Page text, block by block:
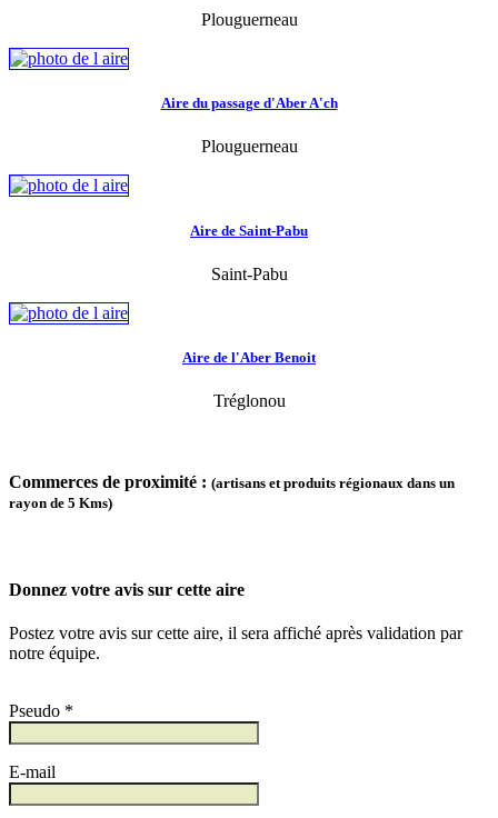
Plouguerneau
Aire du passage d'Aber A'ch
Plouguerneau
Aire de Saint-Pabu
Saint-Pabu
Aire de l'Aber Benoit
Tréglonou
Commerces de proximité : (artisans et produits régionaux dans un
rayon de 5 Kms)
Donnez votre avis sur cette aire
Postez votre avis sur cette aire, il sera affiché après validation par
notre équipe.
Pseudo *
E-mail